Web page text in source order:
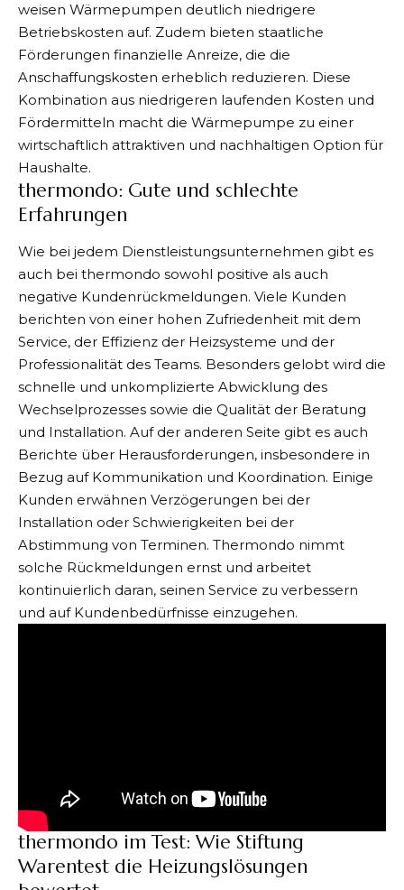
weisen Wärmepumpen deutlich niedrigere
Betriebskosten auf. Zudem bieten staatliche
Förderungen finanzielle Anreize, die die
Anschaffungskosten erheblich reduzieren. Diese
Kombination aus niedrigeren laufenden Kosten und
Fördermitteln macht die Wärmepumpe zu einer
wirtschaftlich attraktiven und nachhaltigen Option für
Haushalte.
thermondo: Gute und schlechte
Erfahrungen
Wie bei jedem Dienstleistungsunternehmen gibt es
auch bei thermondo sowohl positive als auch
negative Kundenrückmeldungen. Viele Kunden
berichten von einer hohen Zufriedenheit mit dem
Service, der Effizienz der Heizsysteme und der
Professionalität des Teams. Besonders gelobt wird die
schnelle und unkomplizierte Abwicklung des
Wechselprozesses sowie die Qualität der Beratung
und Installation. Auf der anderen Seite gibt es auch
Berichte über Herausforderungen, insbesondere in
Bezug auf Kommunikation und Koordination. Einige
Kunden erwähnen Verzögerungen bei der
Installation oder Schwierigkeiten bei der
Abstimmung von Terminen. Thermondo nimmt
solche Rückmeldungen ernst und arbeitet
kontinuierlich daran, seinen Service zu verbessern
und auf Kundenbedürfnisse einzugehen.
thermondo im Test: Wie Stiftung
Warentest die Heizungslösungen